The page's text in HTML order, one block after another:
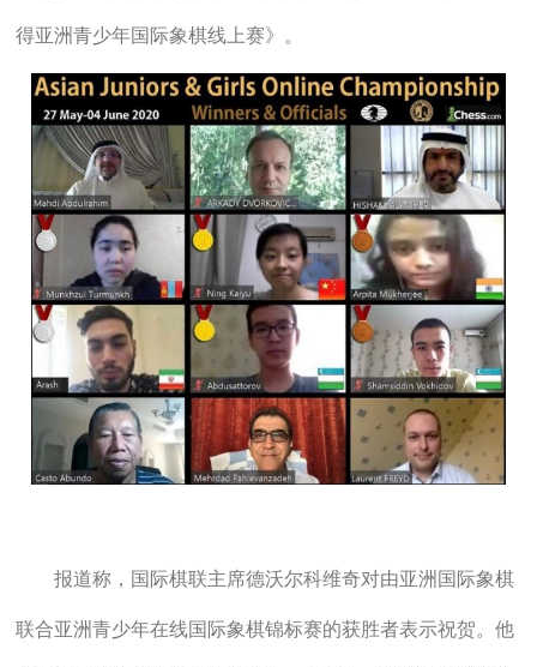
得亚洲青少年国际象棋线上赛》。
报道称，国际棋联主席德沃尔科维奇对由亚洲国际象棋
联合亚洲青少年在线国际象棋锦标赛的获胜者表示祝贺。他